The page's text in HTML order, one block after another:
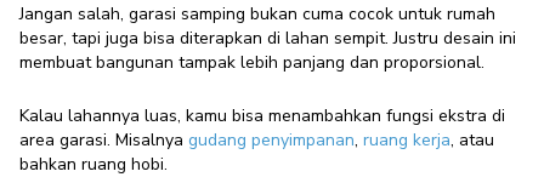
Jangan salah, garasi samping bukan cuma cocok untuk rumah
besar, tapi juga bisa diterapkan di lahan sempit. Justru desain ini
membuat bangunan tampak lebih panjang dan proporsional.
Kalau lahannya luas, kamu bisa menambahkan fungsi ekstra di
area garasi. Misalnya gudang penyimpanan, ruang kerja, atau
bahkan ruang hobi.